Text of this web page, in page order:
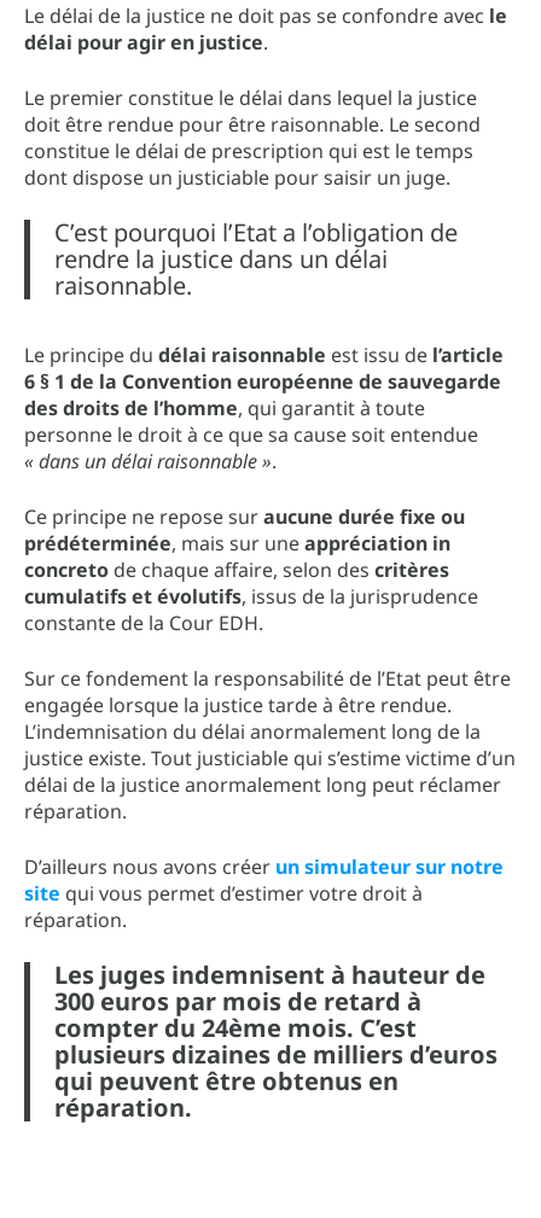
Le délai de la justice ne doit pas se confondre avec le
délai pour agir en justice.
Le premier constitue le délai dans lequel la justice
doit être rendue pour être raisonnable. Le second
constitue le délai de prescription qui est le temps
dont dispose un justiciable pour saisir un juge.
C’est pourquoi l’Etat a l’obligation de
rendre la justice dans un délai
raisonnable.
Le principe du délai raisonnable est issu de l’article
6 § 1 de la Convention européenne de sauvegarde
des droits de l’homme, qui garantit à toute
personne le droit à ce que sa cause soit entendue
« dans un délai raisonnable ».
Ce principe ne repose suraucune durée fixe ou
prédéterminée, mais sur uneappréciation in
concreto de chaque affaire, selon des critères
cumulatifs et évolutifs, issus de la jurisprudence
constante de la Cour EDH.
Sur ce fondement la responsabilité de l’Etat peut être
engagée lorsque la justice tarde à être rendue.
L’indemnisation du délai anormalement long de la
justice existe. Tout justiciable qui s’estime victime d’un
délai de la justice anormalement long peut réclamer
réparation.
D’ailleurs nous avons créer un simulateur sur notre
site qui vous permet d’estimer votre droit à
réparation.
Les juges indemnisent à hauteur de
300 euros par mois de retard à
compter du 24ème mois. C’est
plusieurs dizaines de milliers d’euros
qui peuvent être obtenus en
réparation.